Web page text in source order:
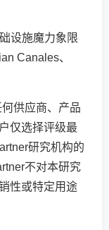
设施魔力象限
Canales、
供应商、产品
仅选择评级最
研究机构的
不对本研究
性或特定用途